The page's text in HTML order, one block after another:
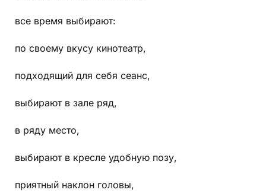
все время выбирают:
по своему вкусу кинотеатр,
подходящий для себя сеанс,
выбирают в зале ряд,
в ряду место,
выбирают в кресле удобную позу,
приятный наклон головы,